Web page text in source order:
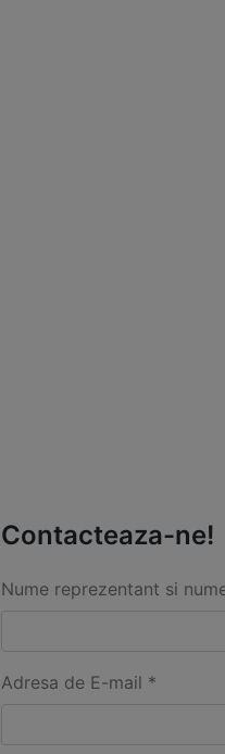
Contacteaza-ne!
Nume reprezentant si
Adresa de E-mail *